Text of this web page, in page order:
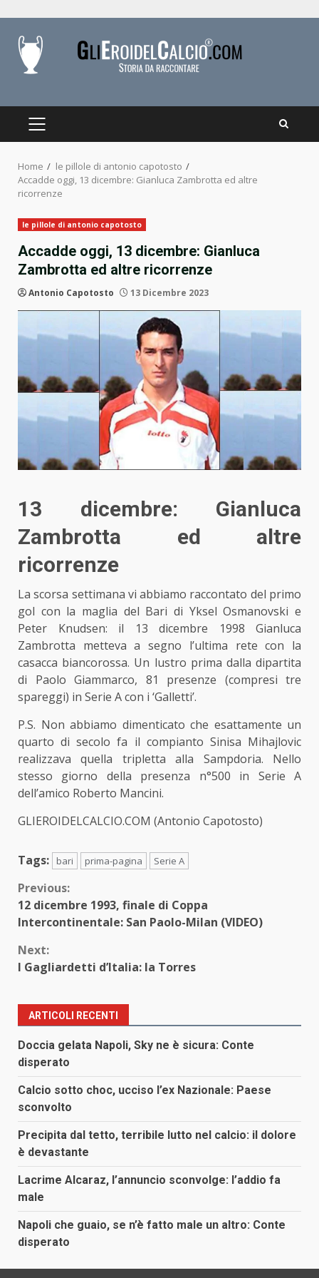
content
PRIMARY
Home
le pillole di antonio capotosto
Accadde oggi, 13 dicembre: Gianluca Zambrotta ed altre
ricorrenze
le pillole di antonio capotosto
Accadde oggi, 13 dicembre: Gianluca
Zambrotta ed altre ricorrenze
Antonio Capotosto 13 Dicembre 2023
13 dicembre: Gianluca
Zambrotta ed altre
ricorrenze
La scorsa settimana vi abbiamo raccontato del primo
gol con la maglia del Bari di Yksel Osmanovski e
Peter Knudsen: il 13 dicembre 1998 Gianluca
Zambrotta metteva a segno l’ultima rete con la
casacca biancorossa. Un lustro prima dalla dipartita
di Paolo Giammarco, 81 presenze (compresi tre
spareggi) in Serie A con i ‘Galletti’.
P.S. Non abbiamo dimenticato che esattamente un
quarto di secolo fa il compianto Sinisa Mihajlovic
realizzava quella tripletta alla Sampdoria. Nello
stesso giorno della presenza n°500 in Serie A
dell’amico Roberto Mancini.
GLIEROIDELCALCIO.COM (Antonio Capotosto)
Tags: bari prima-pagina Serie A
Continue
Reading
Previous:
12 dicembre 1993, finale di Coppa
Intercontinentale: San Paolo-Milan (VIDEO)
Next:
I Gagliardetti d’Italia: la Torres
ARTICOLI RECENTI
Doccia gelata Napoli, Sky ne è sicura: Conte
disperato
Calcio sotto choc, ucciso l’ex Nazionale: Paese
sconvolto
Precipita dal tetto, terribile lutto nel calcio: il dolore
è devastante
Lacrime Alcaraz, l’annuncio sconvolge: l’addio fa
male
Napoli che guaio, se n’è fatto male un altro: Conte
disperato